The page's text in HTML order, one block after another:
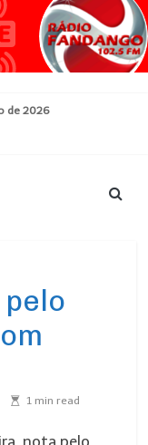
de 2026
pelo
1 min read
nota pelo